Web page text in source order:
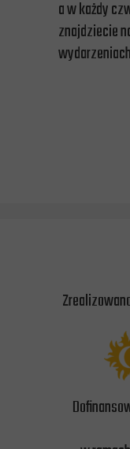
a w każdy
znajdziecie